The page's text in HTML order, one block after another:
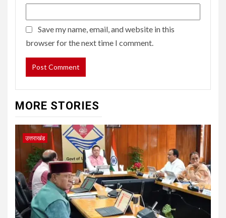
Save my name, email, and website in this
browser for the next time I comment.
MORE STORIES
उत्तराखंड